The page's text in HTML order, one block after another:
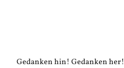
Gedanken hin! Gedanken